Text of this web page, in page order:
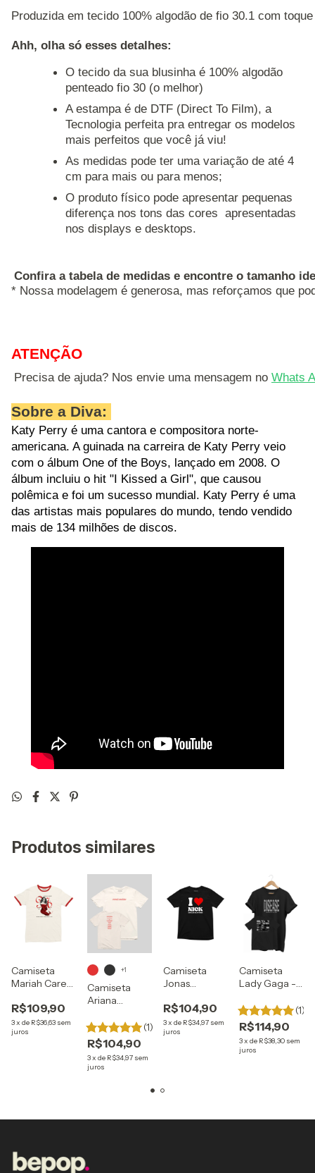
Produzida em tecido 100% algodão de fio 30.1 com
Ahh, olha só esses detalhes:
O tecido da sua blusinha é 100% algodão
penteado fio 30 (o melhor)
A estampa é de DTF (Direct To Film), a
Tecnologia perfeita pra entregar os modelos
mais perfeitos que você já viu!
As medidas pode ter uma variação de até 4
cm para mais ou para menos;
O produto físico pode apresentar pequenas
diferença nos tons das cores apresentadas
nos displays e desktops.
Confira a tabela de medidas e encontre o tamanho
* Nossa modelagem é generosa, mas reforçamos que
ATENÇÃO
Precisa de ajuda? Nos envie uma mensagem no Whats
Sobre a Diva:
Katy Perry é uma cantora e compositora norte-
americana. A guinada na carreira de Katy Perry veio
com o álbum One of the Boys, lançado em 2008. O
álbum incluiu o hit "I Kissed a Girl", que causou
polêmica e foi um sucesso mundial. Katy Perry é uma
das artistas mais populares do mundo, tendo vendido
mais de 134 milhões de discos.
Produtos similares
Camiseta
Mariah Carey
Christmas II
You
R$109,90
3x de R$36,63 sem
juros
Camiseta
Ariana
Eternal
Sunshine
(Tracklist)
(1)
R$104,90
3x de R$34,97 sem
juros
+1
Camiseta
Jonas
Love Nick
R$104,90
3x de R$34,97 sem
juros
Camiseta
Lady Gaga -
(1)
R$114,90
3x de R$38,30 sem
juros